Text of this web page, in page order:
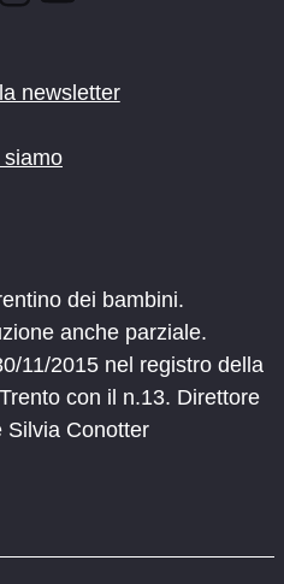
newsletter
siamo
dei bambini.
anche parziale.
11/2015 nel registro della
con il n.13. Direttore
Silvia Conotter